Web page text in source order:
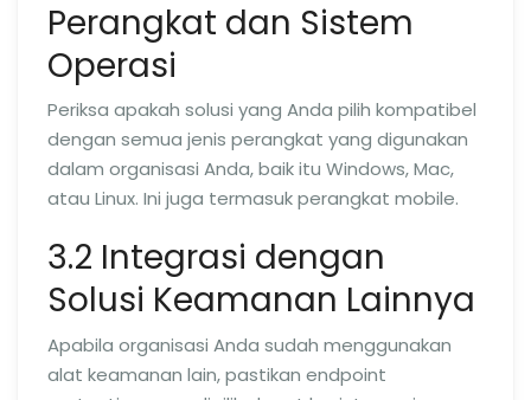
Perangkat dan Sistem
Operasi
Periksa apakah solusi yang Anda pilih kompatibel
dengan semua jenis perangkat yang digunakan
dalam organisasi Anda, baik itu Windows, Mac,
atau Linux. Ini juga termasuk perangkat mobile.
3.2 Integrasi dengan
Solusi Keamanan Lainnya
Apabila organisasi Anda sudah menggunakan
alat keamanan lain, pastikan endpoint